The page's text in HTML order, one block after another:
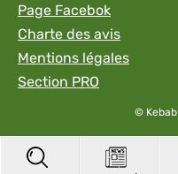
Page Facebok
Charte des avis
Mentions légales
Section PRO
©